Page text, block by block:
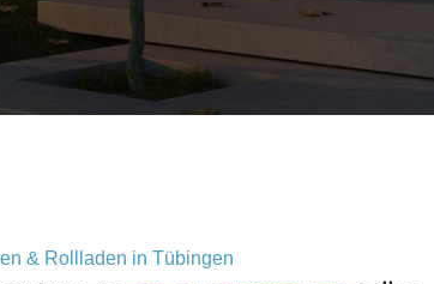
& Rollladen in Tübingen